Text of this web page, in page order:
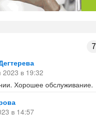
7
2023 в 19:32
Хорошее обслуживание.
в 14:57